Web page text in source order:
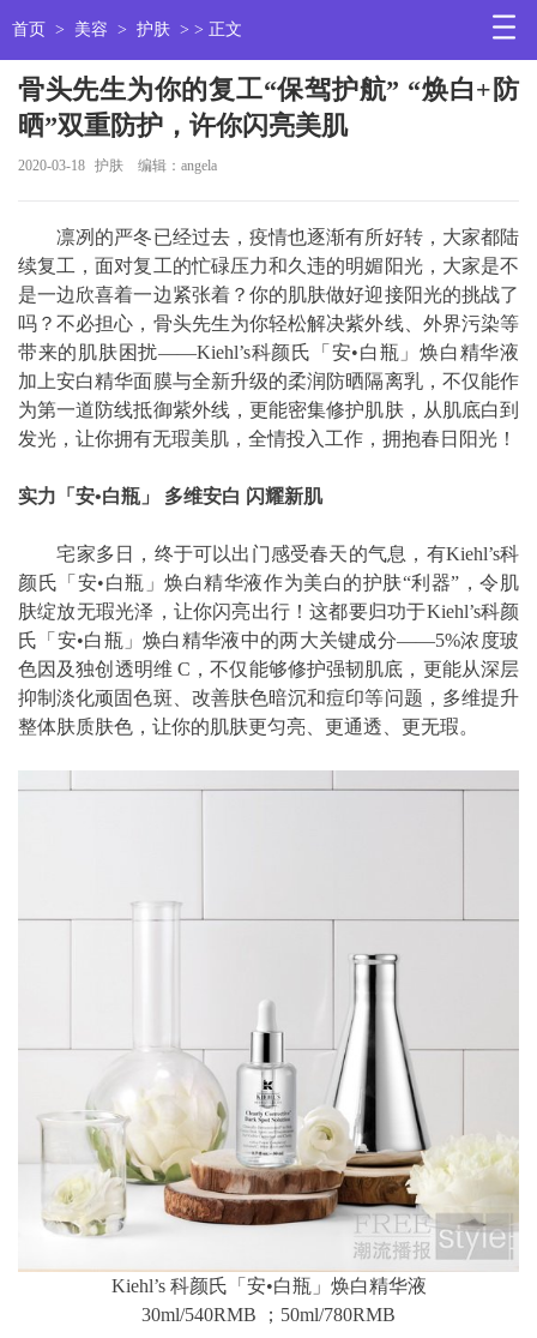
首页 > 美容 > 护肤 > > 正文
骨头先生为你的复工“保驾护航” “焕白+防
晒”双重防护，许你闪亮美肌
2020-03-18 护肤 编辑：angela
凛冽的严冬已经过去，疫情也逐渐有所好转，大家都陆
续复工，面对复工的忙碌压力和久违的明媚阳光，大家是不
是一边欣喜着一边紧张着？你的肌肤做好迎接阳光的挑战了
吗？不必担心，骨头先生为你轻松解决紫外线、外界污染等
带来的肌肤困扰——Kiehl’s科颜氏「安•白瓶」焕白精华液
加上安白精华面膜与全新升级的柔润防晒隔离乳，不仅能作
为第一道防线抵御紫外线，更能密集修护肌肤，从肌底白到
发光，让你拥有无瑕美肌，全情投入工作，拥抱春日阳光！
实力「安•白瓶」 多维安白 闪耀新肌
宅家多日，终于可以出门感受春天的气息，有Kiehl’s科
颜氏「安•白瓶」焕白精华液作为美白的护肤“利器”，令肌
肤绽放无瑕光泽，让你闪亮出行！这都要归功于Kiehl’s科颜
氏「安•白瓶」焕白精华液中的两大关键成分——5%浓度玻
色因及独创透明维 C，不仅能够修护强韧肌底，更能从深层
抑制淡化顽固色斑、改善肤色暗沉和痘印等问题，多维提升
整体肤质肤色，让你的肌肤更匀亮、更通透、更无瑕。
Kiehl’s 科颜氏「安•白瓶」焕白精华液
30ml/540RMB ；50ml/780RMB